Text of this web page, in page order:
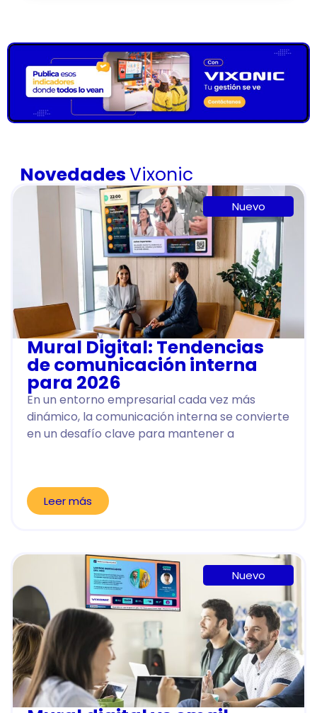
NovedadesVixonic
Nuevo
Mural Digital: Tendencias
de comunicación interna
para 2026
En un entorno empresarial cada vez más
dinámico, la comunicación interna se convierte
en un desafío clave para mantener a
Leer más
Nuevo